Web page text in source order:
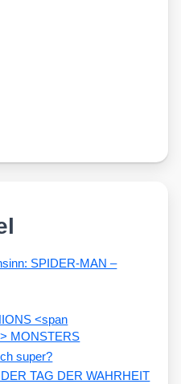
SPIDER-MAN –
<span
MONSTERS
super?
TAG DER WAHRHEIT